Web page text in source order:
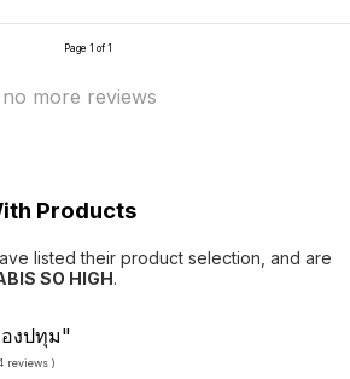
Page 1 of 1
no more reviews
Products
listed their product selection, and are
SO HIGH.
งปทุม"
reviews )